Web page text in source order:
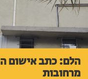
הלם: כתב אישום
מרחובות